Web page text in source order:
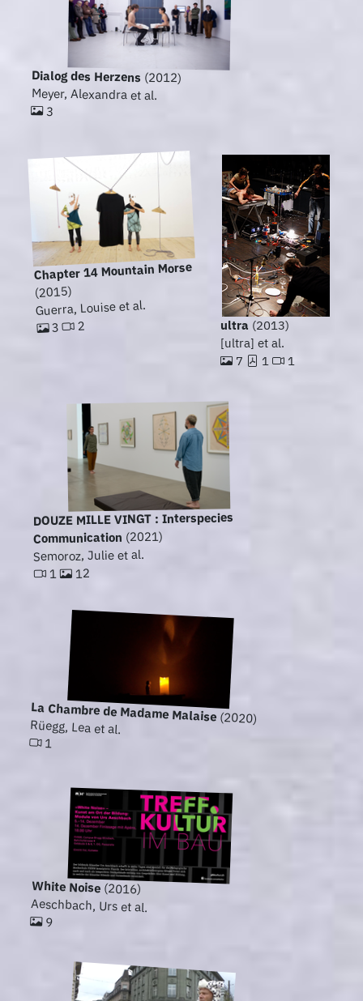
Dialog des Herzens (2012)
Meyer, Alexandra et al.
3
Chapter 14 Mountain Morse
(2015)
Guerra, Louise et al.
3 2 ultra (2013)
[ultra] et al.
7
1 1
DOUZE MILLE VINGT : Interspecies
Communication (2021)
Semoroz, Julie et al.
1 12
La Chambre de Madame Malaise(2020)
Rüegg, Lea et al.
1
White Noise(2016)
Aeschbach, Urs et al.
9